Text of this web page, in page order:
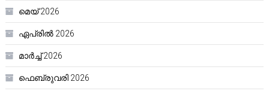
മെയ്‌ 2026
ഏപ്രിൽ 2026
മാർച്ച്‌ 2026
ഫെബ്രുവരി 2026